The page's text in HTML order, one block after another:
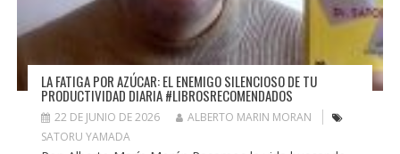
LA FATIGA POR AZÚCAR: EL ENEMIGO SILENCIOSO DE TU
PRODUCTIVIDAD DIARIA #LIBROSRECOMENDADOS
22 DE JUNIO DE 2026
ALBERTO MARIN MORAN
SATORU YAMADA